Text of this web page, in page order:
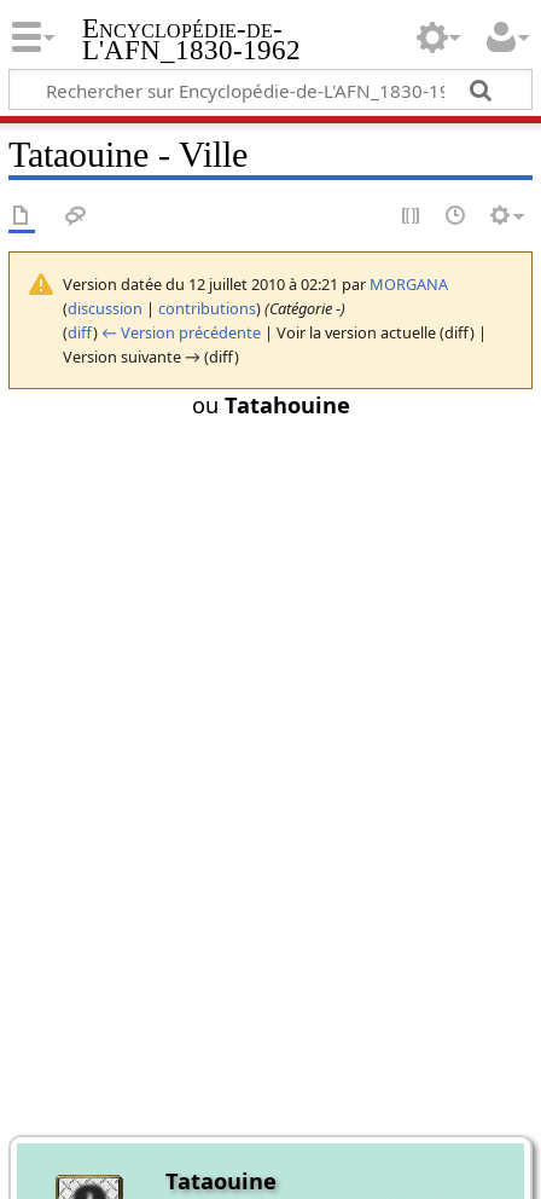
Encyclopédie-de-
L'AFN_1830-1962
Tataouine - Ville
Version datée du 12 juillet 2010 à 02:21 par MORGANA
(discussion | contributions)(Catégorie -)
(diff) ← Version précédente| Voir la version actuelle (diff) |
Version suivante → (diff)
ou Tatahouine
Tataouine